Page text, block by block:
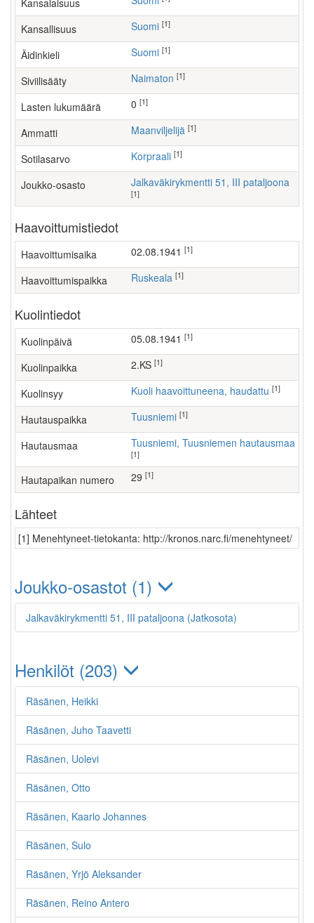
Kansalaisuus
Kansallisuus Suomi [1]
Äidinkieli Suomi [1]
Siviilisääty Naimaton [1]
Lasten lukumäärä [1]
Ammatti maanviljelijä [1]
Sotilasarvo Korpraali [1]
Joukko-osasto Jalkaväkirykmentti 51, III pataljoona
[1]
Haavoittumistiedot
Haavoittumisaika 02.08.1941 [1]
Haavoittumispaikka Ruskeala [1]
Kuolintiedot
Kuolinpäivä 05.08.1941 [1]
Kuolinpaikka 2.KS [1]
Kuolinsyy Kuoli haavoittuneena, haudattu [1]
Hautauspaikka Tuusniemi [1]
Hautausmaa Tuusniemi, Tuusniemen hautausmaa
[1]
Hautapaikan numero 29 [1]
Lähteet
[1] Menehtyneet-tietokanta: http://kronos.narc.fi/menehtyneet/
Joukko-osastot (1)
Jalkaväkirykmentti 51, III pataljoona (Jatkosota)
Henkilöt (203)
Räsänen, Heikki
Räsänen, Juho Taavetti
Räsänen, Uolevi
Räsänen, Otto
Räsänen, Kaarlo Johannes
Räsänen, Sulo
Räsänen, Yrjö Aleksander
Räsänen, Reino Antero